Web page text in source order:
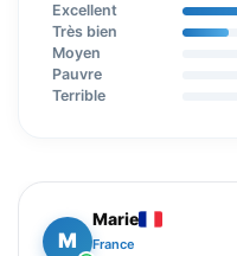
Excellent
Très bien
Moyen
Pauvre
Terrible
M
Marie
France